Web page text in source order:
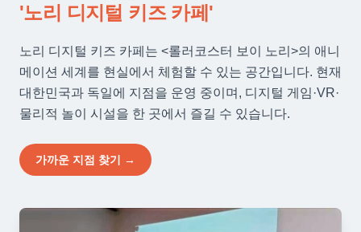
'노리 디지털 키즈 카페'
노리 디지털 키즈 카페는 <롤러코스터 보이 노리>의 애니
메이션 세계를 현실에서 체험할 수 있는 공간입니다. 현재
대한민국과 독일에 지점을 운영 중이며, 디지털 게임·VR·
물리적 놀이 시설을 한 곳에서 즐길 수 있습니다.
가까운 지점 찾기 →